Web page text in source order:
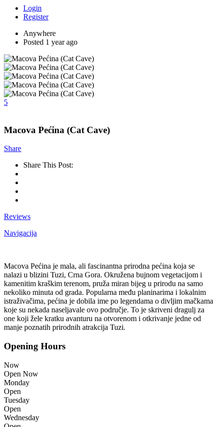
Login
Register
Anywhere
Posted 1 year ago
5
Macova Pećina (Cat Cave)
Share
Share This Post:
Reviews
Navigacija
Macova Pećina je mala, ali fascinantna prirodna pećina koja se
nalazi u blizini Tuzi, Crna Gora. Okružena bujnom vegetacijom i
kamenitim kraškim terenom, pruža miran bijeg u prirodu na samo
nekoliko minuta od grada. Popularna među planinarima i lokalnim
istraživačima, pećina je dobila ime po legendama o divljim mačkama
koje su nekada naseljavale ovo područje. To je skriveni dragulj za
one koji žele kratku avanturu na otvorenom i otkrivanje jedne od
manje poznatih prirodnih atrakcija Tuzi.
Opening Hours
Now
Open Now
Monday
Open
Tuesday
Open
Wednesday